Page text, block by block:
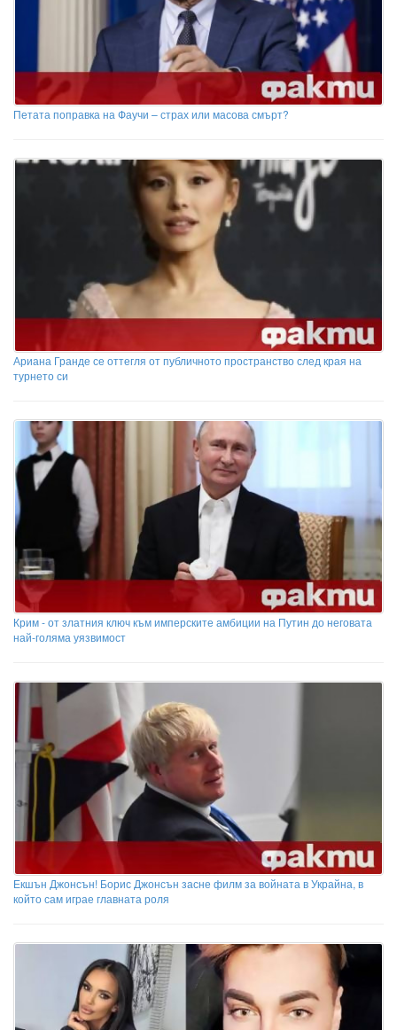
Петата поправка на Фаучи – страх или масова смърт?
Ариана Гранде се оттегля от публичното пространство след края на
турнето си
Крим - от златния ключ към имперските амбиции на Путин до неговата
най-голяма уязвимост
Екшън Джонсън! Борис Джонсън засне филм за войната в Украйна, в
който сам играе главната роля